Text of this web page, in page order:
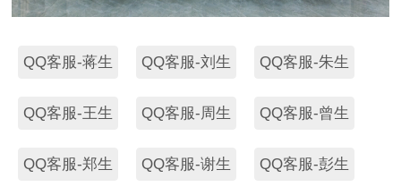
QQ客服-蒋生 QQ客服-刘生 QQ客服-朱生
QQ客服-王生 QQ客服-周生 QQ客服-曾生
QQ客服-郑生 QQ客服-谢生 QQ客服-彭生